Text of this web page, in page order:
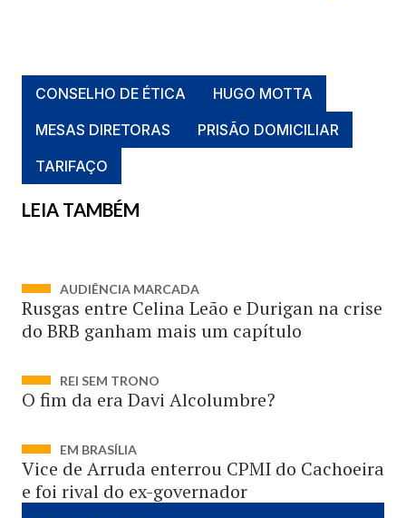
CONSELHO DE ÉTICA
HUGO MOTTA
MESAS DIRETORAS
PRISÃO DOMICILIAR
TARIFAÇO
LEIA TAMBÉM
AUDIÊNCIA MARCADA
Rusgas entre Celina Leão e Durigan na crise
do BRB ganham mais um capítulo
REI SEM TRONO
O fim da era Davi Alcolumbre?
EM BRASÍLIA
Vice de Arruda enterrou CPMI do Cachoeira
e foi rival do ex-governador